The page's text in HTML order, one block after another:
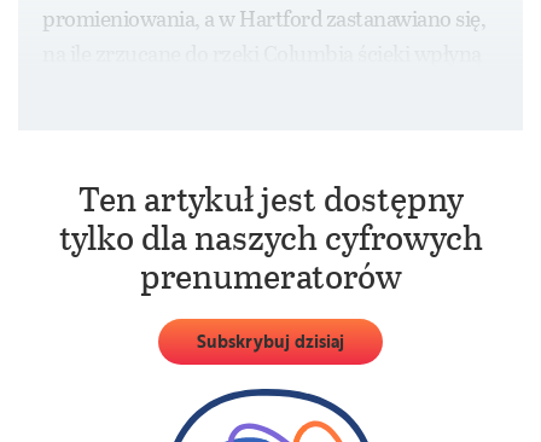
promieniowania, a w Hartford zastanawiano się,
Ten artykuł jest dostępny
tylko dla naszych cyfrowych
prenumeratorów
Subskrybuj dzisiaj